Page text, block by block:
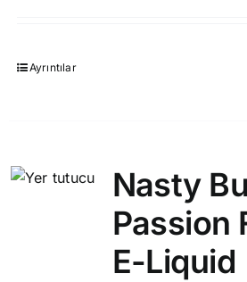
Ayrıntılar
Nasty
Passion
E-Liquid